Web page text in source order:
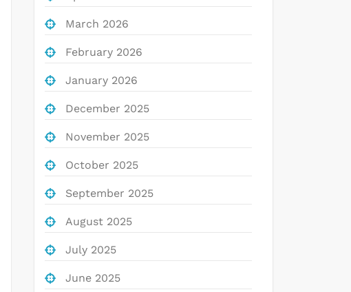
March 2026
February 2026
January 2026
December 2025
November 2025
October 2025
September 2025
August 2025
July 2025
June 2025